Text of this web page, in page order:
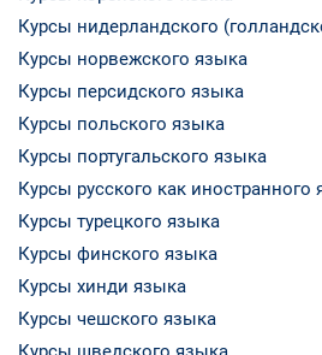
Курсы нидерландского
Курсы норвежского языка
Курсы персидского языка
Курсы польского языка
Курсы португальского языка
Курсы русского как иностранного
Курсы турецкого языка
Курсы финского языка
Курсы хинди языка
Курсы чешского языка